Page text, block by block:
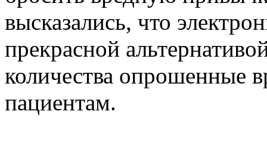
высказались, что
прекрасной
количества опрошенные
пациентам.